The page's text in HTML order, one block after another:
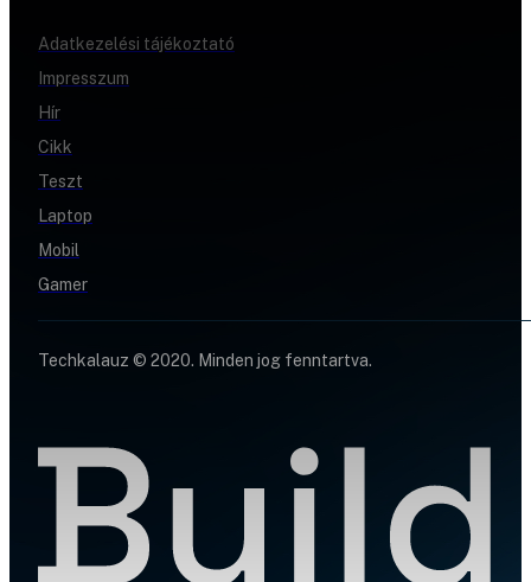
Adatkezelési tájékoztató
Impresszum
Hír
Cikk
Teszt
Laptop
Mobil
Gamer
Techkalauz © 2020. Minden jog fenntartva.